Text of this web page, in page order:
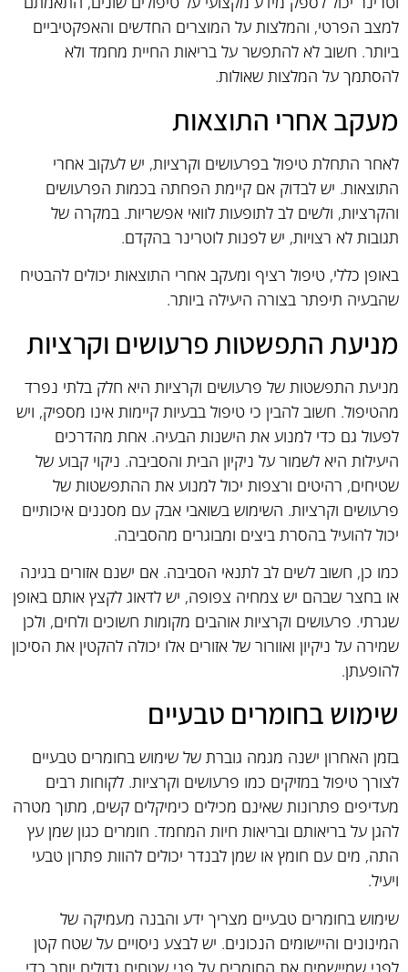
למצב הפרטי, והמלצות על המוצרים החדשים והאפקטיביים
ביותר. חשוב לא להתפשר על בריאות החיית מחמד ולא
להסתמך על המלצות שאולות.
מעקב אחרי התוצאות
לאחר התחלת טיפול בפרעושים וקרציות, יש לעקוב אחרי
התוצאות. יש לבדוק אם קיימת הפחתה בכמות הפרעושים
והקרציות, ולשים לב לתופעות לוואי אפשריות. במקרה של
תגובות לא רצויות, יש לפנות לוטרינר בהקדם.
באופן כללי, טיפול רציף ומעקב אחרי התוצאות יכולים להבטיח
שהבעיה תיפתר בצורה היעילה ביותר.
מניעת התפשטות פרעושים וקרציות
מניעת התפשטות של פרעושים וקרציות היא חלק בלתי נפרד
מהטיפול. חשוב להבין כי טיפול בבעיות קיימות אינו מספיק, ויש
לפעול גם כדי למנוע את הישנות הבעיה. אחת מהדרכים
היעילות היא לשמור על ניקיון הבית והסביבה. ניקוי קבוע של
שטיחים, רהיטים ורצפות יכול למנוע את ההתפשטות של
פרעושים וקרציות. השימוש בשואבי אבק עם מסננים איכותיים
יכול להועיל בהסרת ביצים ומבוגרים מהסביבה.
כמו כן, חשוב לשים לב לתנאי הסביבה. אם ישנם אזורים בגינה
או בחצר שבהם יש צמחיה צפופה, יש לדאוג לקצץ אותם באופן
שגרתי. פרעושים וקרציות אוהבים מקומות חשוכים ולחים, ולכן
שמירה על ניקיון ואוורור של אזורים אלו יכולה להקטין את הסיכון
להופעתן.
שימוש בחומרים טבעיים
בזמן האחרון ישנה מגמה גוברת של שימוש בחומרים טבעיים
לצורך טיפול במזיקים כמו פרעושים וקרציות. לקוחות רבים
מעדיפים פתרונות שאינם מכילים כימיקלים קשים, מתוך מטרה
להגן על בריאותם ובריאות חיות המחמד. חומרים כגון שמן עץ
התה, מים עם חומץ או שמן לבנדר יכולים להוות פתרון טבעי
ויעיל.
שימוש בחומרים טבעיים מצריך ידע והבנה מעמיקה של
המינונים והיישומים הנכונים. יש לבצע ניסויים על שטח קטן
לפני שמיישמים את החומרים על פני שטחים גדולים יותר כדי